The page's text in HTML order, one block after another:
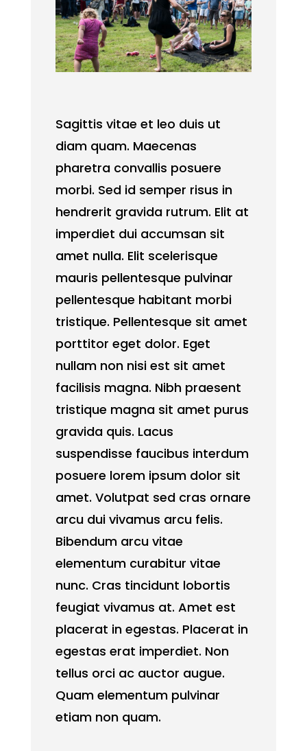
Sagittis vitae et leo duis ut
diam quam. Maecenas
pharetra convallis posuere
morbi. Sed id semper risus in
hendrerit gravida rutrum. Elit at
imperdiet dui accumsan sit
amet nulla. Elit scelerisque
mauris pellentesque pulvinar
pellentesque habitant morbi
tristique. Pellentesque sit amet
porttitor eget dolor. Eget
nullam non nisi est sit amet
facilisis magna. Nibh praesent
tristique magna sit amet purus
gravida quis. Lacus
suspendisse faucibus interdum
posuere lorem ipsum dolor sit
amet. Volutpat sed cras ornare
arcu dui vivamus arcu felis.
Bibendum arcu vitae
elementum curabitur vitae
nunc. Cras tincidunt lobortis
feugiat vivamus at. Amet est
placerat in egestas. Placerat in
egestas erat imperdiet. Non
tellus orci ac auctor augue.
Quam elementum pulvinar
etiam non quam.